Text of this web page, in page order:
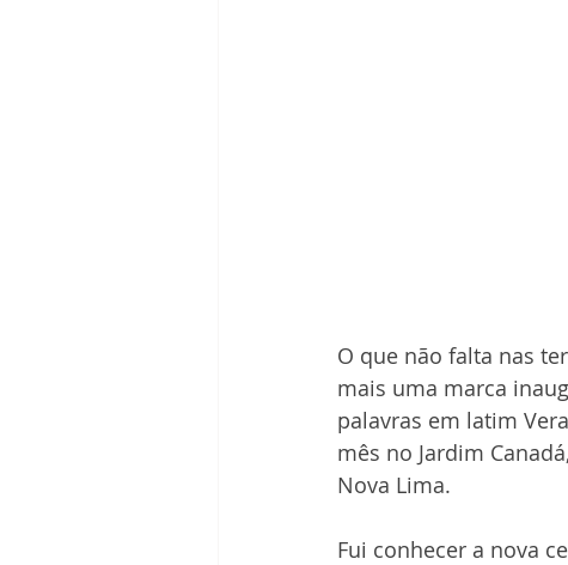
O que não falta nas
mais uma marca
palavras em latim
mês no Jardim
Nova Lima.
Fui conhecer a nova